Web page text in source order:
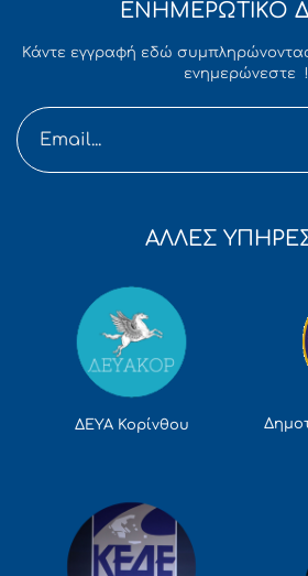
ΕΝΗΜΕΡΩΤΙΚΟ
Κάντε εγγραφή εδώ
ενημερώνεστε !
ΑΛΛΕΣ
ΔΕΥΑ Κορίνθου